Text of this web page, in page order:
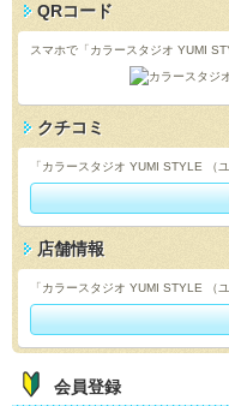
QRコード
スマホで「カラースタジオ YUMI
クチコミ
「カラースタジオ YUMI STYLE （
店舗情報
「カラースタジオ YUMI STYLE （
会員登録